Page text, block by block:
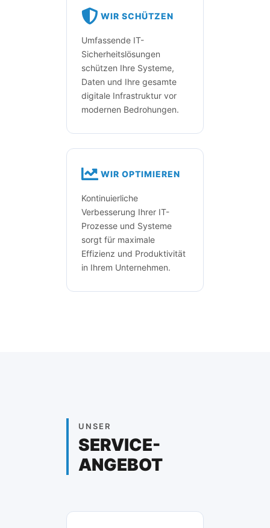
WIR SCHÜTZEN
Umfassende IT-
Sicherheitslösungen
schützen Ihre Systeme,
Daten und Ihre gesamte
digitale Infrastruktur vor
modernen Bedrohungen.
WIR OPTIMIEREN
Kontinuierliche
Verbesserung Ihrer IT-
Prozesse und Systeme
sorgt für maximale
Effizienz und Produktivität
in Ihrem Unternehmen.
UNSER
SERVICE-
ANGEBOT